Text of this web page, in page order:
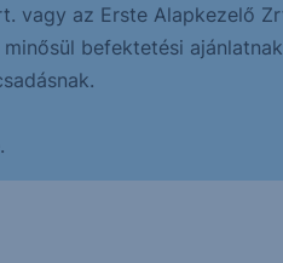
vagy az Erste Alapkezelő
befektetési